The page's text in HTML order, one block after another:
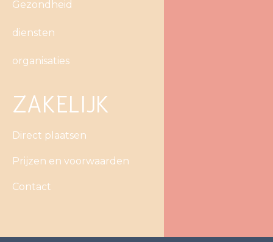
Gezondheid
diensten
organisaties
ZAKELIJK
Direct plaatsen
Prijzen en voorwaarden
Contact